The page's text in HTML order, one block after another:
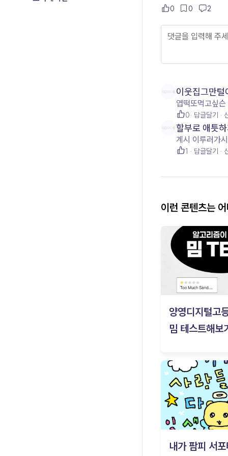
0 0 2
이웃집그만털
엽떡또먹고싶슨
0 답글달기
할부로 애틋
계시 이루러가
1 답글달기
이런 콘텐츠는
양영디지털고
밈 테스트해보
내가 팜피 서